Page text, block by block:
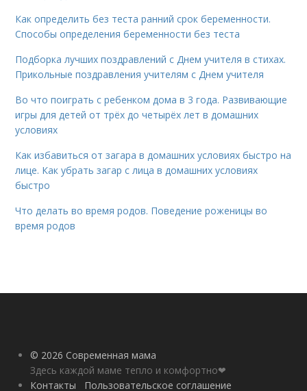
Как определить без теста ранний срок беременности.
Способы определения беременности без теста
Подборка лучших поздравлений с Днем учителя в стихах.
Прикольные поздравления учителям с Днем учителя
Во что поиграть с ребенком дома в 3 года. Развивающие
игры для детей от трёх до четырёх лет в домашних
условиях
Как избавиться от загара в домашних условиях быстро на
лице. Как убрать загар с лица в домашних условиях
быстро
Что делать во время родов. Поведение роженицы во
время родов
© 2026 Современная мама
Здесь каждой маме тепло и комфортно❤
Контакты
Пользовательское соглашение